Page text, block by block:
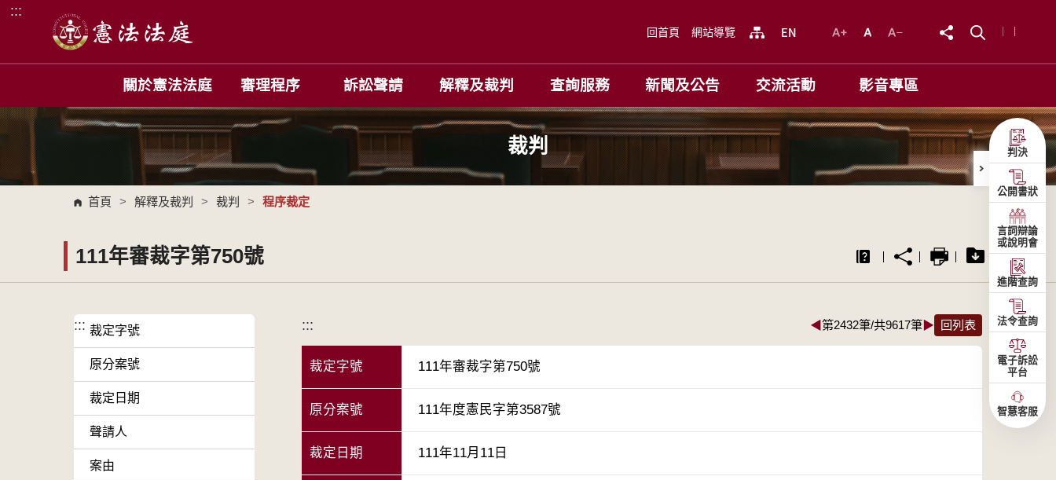
跳到主要內容區塊
:::
回首頁 網站導覽
關於憲法法庭 審理程序 訴訟聲請 解釋及裁判 查詢服務 新聞及公告 交流活動 影音專區
裁判
首頁 > 解釋及裁判 > 裁判 > 程序裁定
111年審裁字第750號
::: 裁定字號
原分案號
裁定日期
聲請人
案由
::: ◀第2432筆/共9617筆▶ 回列表
裁定字號 111年審裁字第750號
原分案號 111年度憲民字第3587號
裁定日期 111年11月11日
判決
公開書狀
言詞辯論
或說明會
進階查詢
法令查詢
電子訴訟
平台
智慧客服